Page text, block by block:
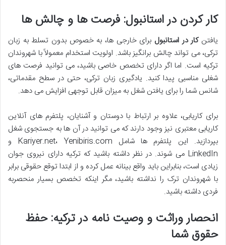
کار کردن در استانبول: فرصت ها و چالش ها
یافتنکار در استانبول برای خارجی ها، به خصوص بدون تسلط به زبان
ترکی، می تواند چالش برانگیز باشد. اولویت استخدام معمولاً با شهروندان
ترکیه است. اما اگر دارای تخصص خاصی باشید، می توانید فرصت های
شغلی مناسبی پیدا کنید. یادگیری زبان ترکی، حتی در سطح مقدماتی،
شانس شما را برای یافتن شغل به میزان قابل توجهی افزایش می دهد.
برای کاریابی، علاوه بر ارتباط با دوستان و آشنایان، پلتفرم های آنلاین
کاریابی معتبری نیز وجود دارند که می توانید در آن ها به جستجوی شغل
بپردازید. این پلتفرم ها شامل Kariyer.net، Yenibiris.com و
LinkedIn می شوند. در نظر داشته باشید که ترکیه دارای نیروی جوان
زیادی است، بنابراین باید واقع بینانه عمل کرده و از ابتدا توقع حقوقی برابر
با شهروندان ترک را نداشته باشید، مگر اینکه تخصص بسیار منحصربه
فردی داشته باشید.
انحصار وراثت و وصیت نامه در ترکیه: حفظ
حقوق شما